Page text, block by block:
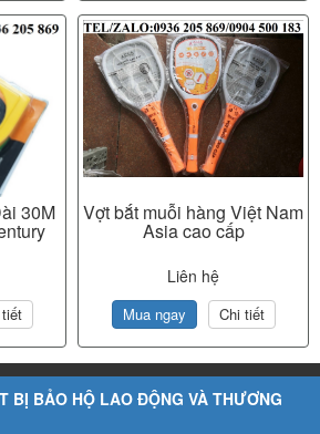
30M Vợt bắt muỗi hàng Việt Nam
Asia cao cấp
Liên hệ
Mua ngay Chi tiết
BỊ BẢO HỘ LAO ĐỘNG VÀ THƯƠNG